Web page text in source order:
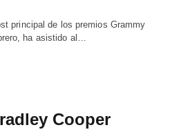
principal de los premios Grammy
ha asistido al…
Cooper